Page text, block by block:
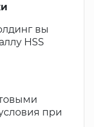
вы
HSS
при